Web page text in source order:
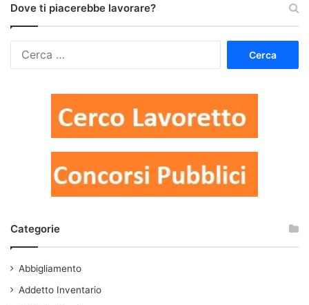
Dove ti piacerebbe lavorare?
Categorie
Abbigliamento
Addetto Inventario